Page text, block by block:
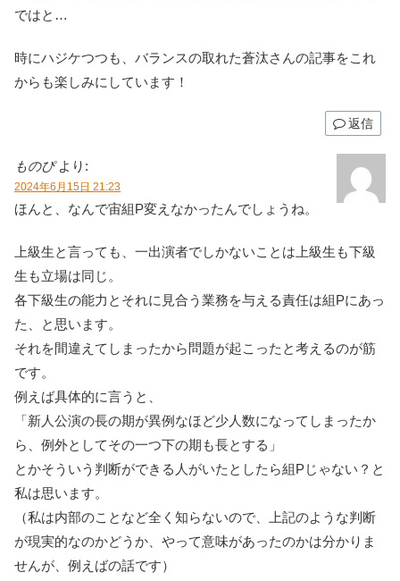
ではと…
時にハジケつつも、バランスの取れた蒼汰さんの記事をこれ
からも楽しみにしています！
返信
ものぴ より:
2024年6月15日 21:23
ほんと、なんで宙組P変えなかったんでしょうね。
上級生と言っても、一出演者でしかないことは上級生も下級
生も立場は同じ。
各下級生の能力とそれに見合う業務を与える責任は組Pにあっ
た、と思います。
それを間違えてしまったから問題が起こったと考えるのが筋
です。
例えば具体的に言うと、
「新人公演の長の期が異例なほど少人数になってしまったか
ら、例外としてその一つ下の期も長とする」
とかそういう判断ができる人がいたとしたら組Pじゃない？と
私は思います。
（私は内部のことなど全く知らないので、上記のような判断
が現実的なのかどうか、やって意味があったのかは分かりま
せんが、例えばの話です）